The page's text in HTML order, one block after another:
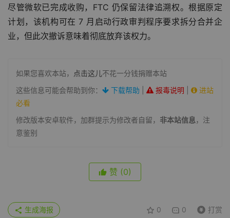
尽管微软已完成收购，FTC 仍保留法律追溯权。根据原定
计划，该机构可在 7 月启动行政审判程序要求拆分合并企
业，但此次撤诉意味着彻底放弃该权力。
如果您喜欢本站， 点击这儿不花一分钱捐赠本站
这些信息可能会帮助到你：
下载帮助 报毒说明
进站
必看
修改版本安卓软件，加群提示为修改者自留， 非本站信息，注
意鉴别
赞 (0)
0 0 打赏
生成海报